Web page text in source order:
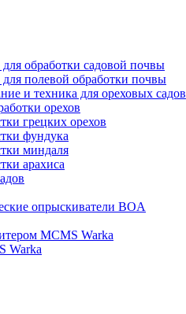
обработки садовой почвы
полевой обработки почвы
и техника для ореховых садов
орехов
грецких орехов
фундука
миндаля
арахиса
опрыскиватели BOA
MCMS Warka
Warka